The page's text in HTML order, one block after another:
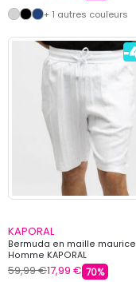
+ 1 autres couleurs
KAPORAL
Bermuda en maille maurice
Homme KAPORAL
59,99 €17,99 € 70%